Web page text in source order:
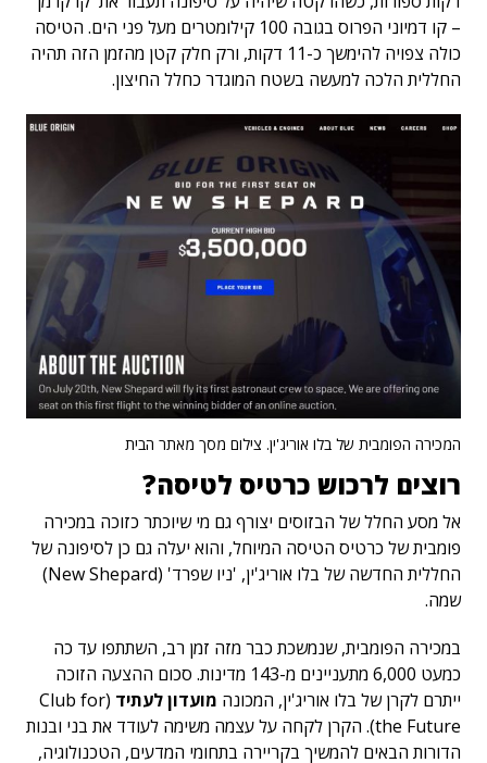
– קו דמיוני הפרוס בגובה 100 קילומטרים מעל פני הים. הטיסה
כולה צפויה להימשך כ-11 דקות, ורק חלק קטן מהזמן הזה תהיה
החללית הלכה למעשה בשטח המוגדר כחלל החיצון.
המכירה הפומבית של בלו אוריג'ין. צילום מסך מאתר הבית
רוצים לרכוש כרטיס לטיסה?
אל מסע החלל של הבזוסים יצורף גם מי שיוכתר כזוכה במכירה
פומבית של כרטיס הטיסה המיוחל, והוא יעלה גם כן לסיפונה של
החללית החדשה של בלו אוריג'ין, 'ניו שפרד' (New Shepard)
שמה.
במכירה הפומבית, שנמשכת כבר מזה זמן רב, השתתפו עד כה
כמעט 6,000 מתעניינים מ-143 מדינות. סכום ההצעה הזוכה
ייתרם לקרן של בלו אוריג'ין, המכונה מועדון לעתיד (Club for
the Future). הקרן לקחה על עצמה משימה לעודד את בני ובנות
הדורות הבאים להמשיך בקריירה בתחומי המדעים, הטכנולוגיה,